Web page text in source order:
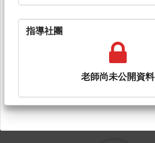
指導社團
老師尚未公開資料